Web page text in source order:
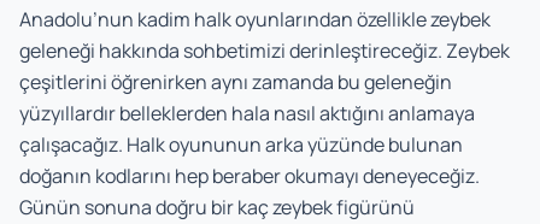
Anadolu’nun kadim halk oyunlarından özellikle zeybek
geleneği hakkında sohbetimizi derinleştireceğiz. Zeybek
çeşitlerini öğrenirken aynı zamanda bu geleneğin
yüzyıllardır belleklerden hala nasıl aktığını anlamaya
çalışacağız. Halk oyununun arka yüzünde bulunan
doğanın kodlarını hep beraber okumayı deneyeceğiz.
Günün sonuna doğru bir kaç zeybek figürünü